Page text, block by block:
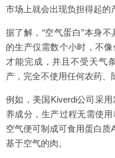
市场上就会出现负担得起的
据了解，“空气蛋白”本身
的生产仅需数个小时，不
才能完成，并且不受天气
产，完全不使用任何农药、
例如，美国Kiverdi公司采
养成分，生产过程无需使
空气便可制成可食用蛋白质
基于空气的肉。